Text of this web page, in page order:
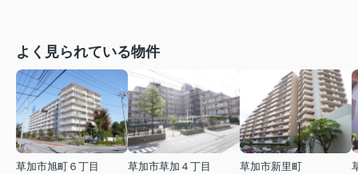
よく見られている物件
草加市旭町６丁目
草加市草加４丁目
草加市新里町